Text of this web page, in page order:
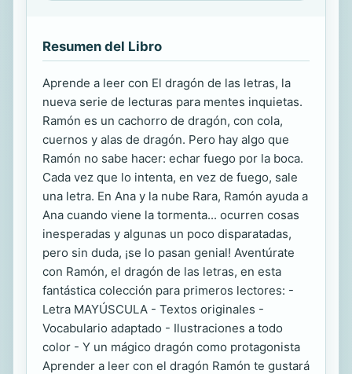
Resumen del Libro
Aprende a leer con El dragón de las letras, la
nueva serie de lecturas para mentes inquietas.
Ramón es un cachorro de dragón, con cola,
cuernos y alas de dragón. Pero hay algo que
Ramón no sabe hacer: echar fuego por la boca.
Cada vez que lo intenta, en vez de fuego, sale
una letra. En Ana y la nube Rara, Ramón ayuda a
Ana cuando viene la tormenta... ocurren cosas
inesperadas y algunas un poco disparatadas,
pero sin duda, ¡se lo pasan genial! Aventúrate
con Ramón, el dragón de las letras, en esta
fantástica colección para primeros lectores: -
Letra MAYÚSCULA - Textos originales -
Vocabulario adaptado - Ilustraciones a todo
color - Y un mágico dragón como protagonista
Aprender a leer con el dragón Ramón te gustará